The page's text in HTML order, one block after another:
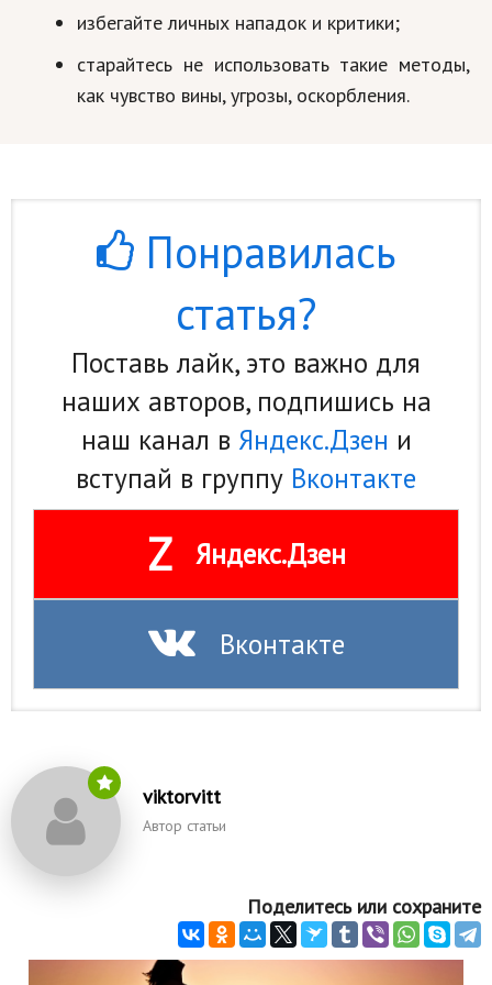
избегайте личных нападок и критики;
старайтесь не использовать такие методы,
как чувство вины, угрозы, оскорбления.
Понравилась
статья?
Поставь лайк, это важно для
наших авторов, подпишись на
наш канал в Яндекс.Дзен и
вступай в группу Вконтакте
Z Яндекс.Дзен
Вконтакте
viktorvitt
Автор статьи
Поделитесь или сохраните